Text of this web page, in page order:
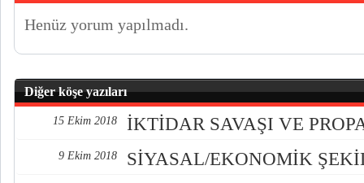
Henüz yorum yapılmadı.
Diğer köşe yazıları
15 Ekim 2018 İKTİDAR SAVAŞI VE
9 Ekim 2018 SİYASAL/EKONOMİK